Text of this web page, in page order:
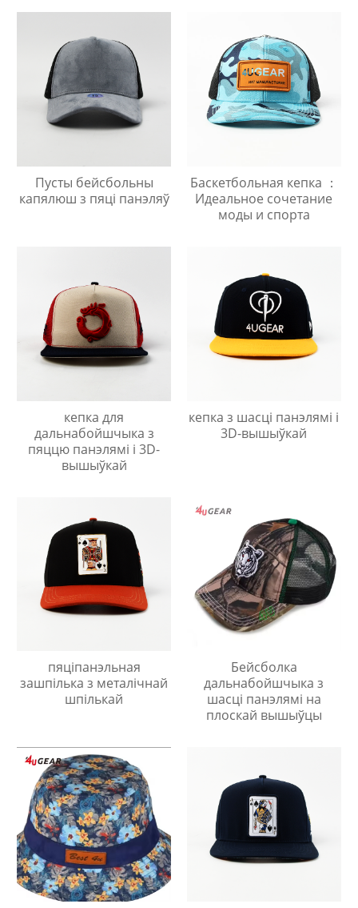
Пусты бейсбольны
капялюш з пяці панэляў
Баскетбольная кепка ：
Идеальное сочетание
моды и спорта
кепка для
дальнабойшчыка з
пяццю панэлямі і 3D-
вышыўкай
кепка з шасці панэлямі і
3D-вышыўкай
пяціпанэльная
зашпілька з металічнай
шпількай
Бейсболка
дальнабойшчыка з
шасці панэлямі на
плоскай вышыўцы